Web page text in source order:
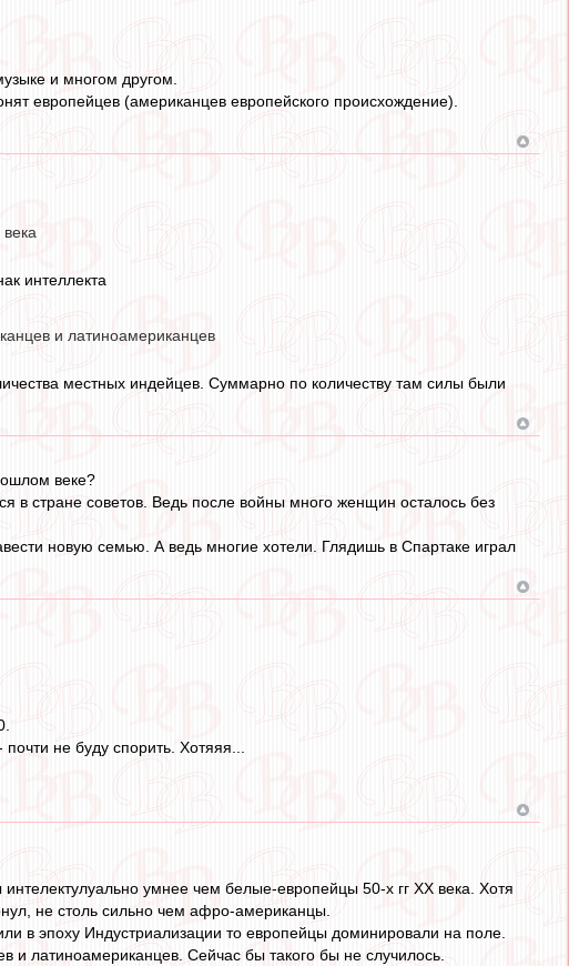
и многом другом.
европейцев (американцев европейского происхождение).
интеллекта
и латиноамериканцев
местных индейцев. Суммарно по количеству там силы были
веке?
в стране советов. Ведь после войны много женщин осталось без
новую семью. А ведь многие хотели. Глядишь в Спартаке играл
не буду спорить. Хотяяя...
умнее чем белые-европейцы 50-х гг ХХ века. Хотя
не столь сильно чем афро-американцы.
в эпоху Индустриализации то европейцы доминировали на поле.
и латиноамериканцев. Сейчас бы такого бы не случилось.